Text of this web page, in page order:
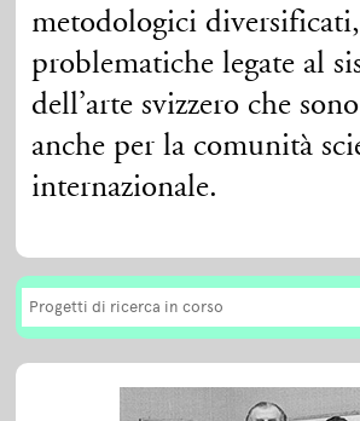
metodologici
problematiche legate al
dell’arte svizzero che
anche per la comunità
internazionale.
Progetti di ricerca in corso